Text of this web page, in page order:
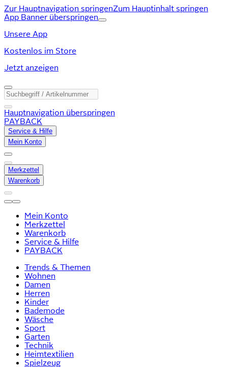
Zur Hauptnavigation springenZum Hauptinhalt springen
App Banner überspringen
Unsere App
Kostenlos im Store
Jetzt anzeigen
Hauptnavigation überspringen
PAYBACK
Service & Hilfe
Mein Konto
Merkzettel
Warenkorb
Mein Konto
Merkzettel
Warenkorb
Service & Hilfe
PAYBACK
Trends & Themen
Wohnen
Damen
Herren
Kinder
Bademode
Wäsche
Sport
Garten
Technik
Heimtextilien
Spielzeug